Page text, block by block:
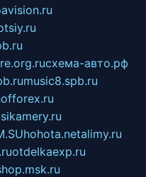
схема-авто.рф
music8.spb.ru
hohota.netalimy.ru
otdelkaexp.ru